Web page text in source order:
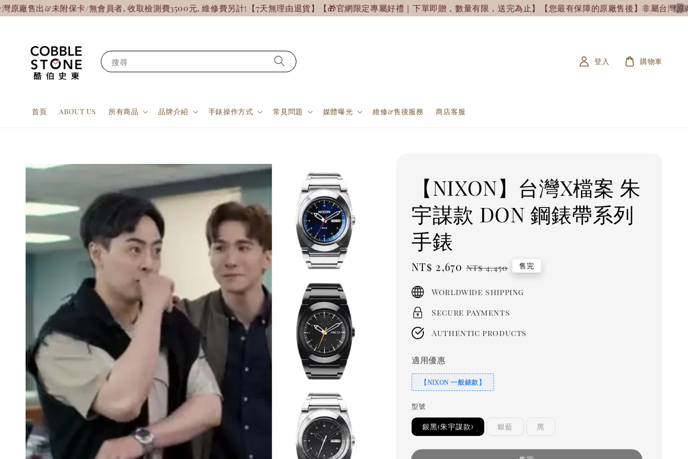
未附保卡/無會員者, 收取檢測費3500元, 維修費另計!【7天無理由退貨】【🎁官網限定專屬好禮｜下單即贈，數量有限，送完為止】 【您最有保障的原廠售後】非屬台灣原廠售出&
搜尋
首頁 ABOUT US 所有商品 品牌介紹 手錶操作方式 常見問題 媒體曝光 維修&售後服務 商店客服
登入 購物車
【NIXON】台灣X檔案 朱
宇謀款 DON 鋼錶帶系列
手錶
Sale
NT$ 2,670 Regular
NT$ 4,450 售完
Worldwide shipping
Secure payments
Authentic products
適用優惠
【NIXON 一般錶款】
型號
銀黑(朱宇謀款) 銀藍 黑